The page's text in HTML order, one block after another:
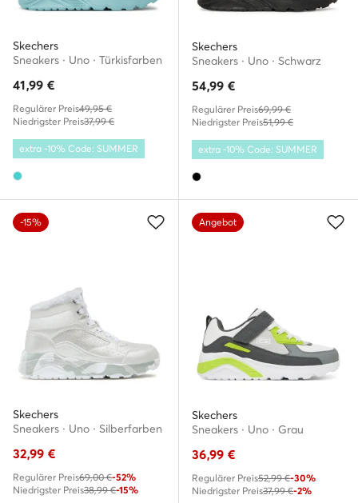
Skechers
Sneakers · Uno · Türkisfarben
41,99 €
Regulärer Preis49,95 €
Niedrigster Preis37,99 €
extra -10% Code: SUMMER
Skechers
Sneakers · Uno · Schwarz
54,99 €
Regulärer Preis69,99 €
Niedrigster Preis51,99 €
extra -10% Code: SUMMER
-15%
Skechers
Sneakers · Uno · Silberfarben
32,99 €
Regulärer Preis69,00 €-52%
Niedrigster Preis38,99 €-15%
Angebot
Skechers
Sneakers · Uno · Grau
36,99 €
Regulärer Preis52,99 €-30%
Niedrigster Preis37,99 €-2%